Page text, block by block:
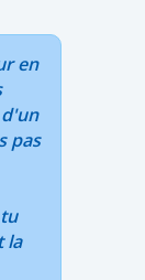
en
pas
la